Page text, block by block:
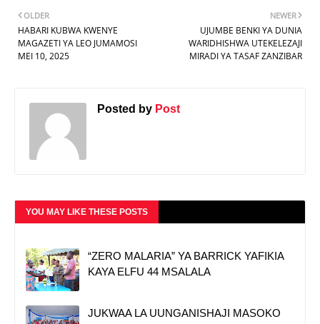
NEWER
UJUMBE BENKI YA DUNIA
WARIDHISHWA UTEKELEZAJI
MIRADI YA TASAF ZANZIBAR
OLDER
HABARI KUBWA KWENYE
MAGAZETI YA LEO JUMAMOSI
MEI 10, 2025
Posted by Post
YOU MAY LIKE THESE POSTS
“ZERO MALARIA” YA BARRICK YAFIKIA
KAYA ELFU 44 MSALALA
JUKWAA LA UUNGANISHAJI MASOKO